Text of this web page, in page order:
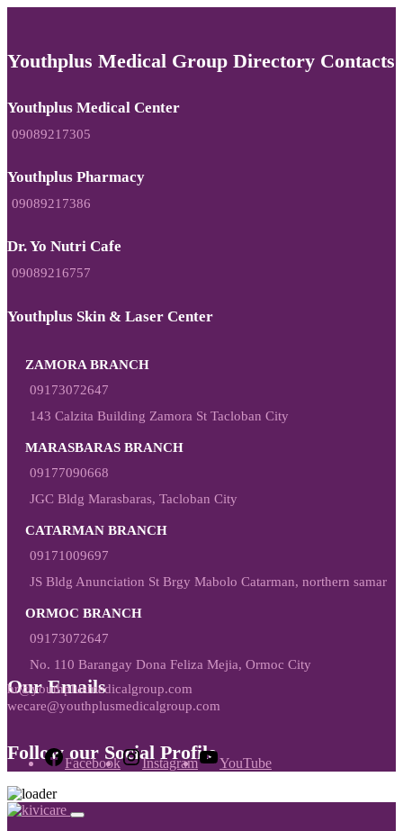
Youthplus Medical Group Directory Contacts
Youthplus Medical Center
09089217305
Youthplus Pharmacy
09089217386
Dr. Yo Nutri Cafe
09089216757
Youthplus Skin & Laser Center
ZAMORA BRANCH
09173072647
143 Calzita Building Zamora St Tacloban City
MARASBARAS BRANCH
09177090668
JGC Bldg Marasbaras, Tacloban City
CATARMAN BRANCH
09171009697
JS Bldg Anunciation St Brgy Mabolo Catarman, northern samar
ORMOC BRANCH
09173072647
No. 110 Barangay Dona Feliza Mejia, Ormoc City
Our Emails
hr@youthplusmedicalgroup.com
wecare@youthplusmedicalgroup.com
Follow our Social Profile
Facebook Instagram YouTube